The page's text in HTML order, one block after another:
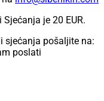
Sjećanja je 20 EUR.
sjećanja pošaljite na:
poslati